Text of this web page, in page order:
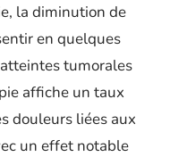
la diminution de
en quelques
tumorales
affiche un taux
douleurs liées aux
un effet notable